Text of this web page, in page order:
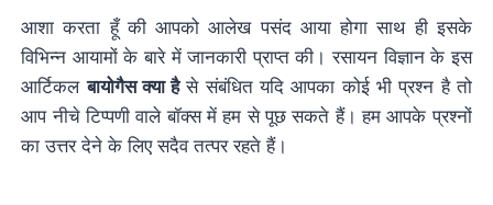
आशा करता हूँ की आपको आलेख पसंद आया होगा साथ ही इसके
विभिन्न आयामों के बारे में जानकारी प्राप्त की। रसायन विज्ञान के इस
आर्टिकलबायोगैस क्या हैसे संबंधित यदि आपका कोई भी प्रश्न है तो
आप नीचे टिप्पणी वाले बॉक्स में हम से पूछ सकते हैं। हम आपके प्रश्नों
का उत्तर देने के लिए सदैव तत्पर रहते हैं।